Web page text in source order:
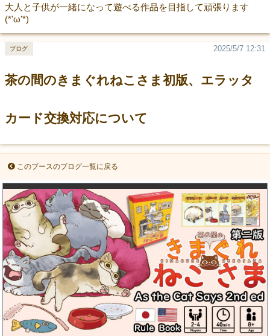
大人と子供が一緒になって遊べる作品を目指して頑張ります
(*'ω'*)
茶の間のきまぐれねこさま初版、エラッタ
カード交換対応について
2025/5/7 12:31
ブログ
このブースのブログ一覧に戻る